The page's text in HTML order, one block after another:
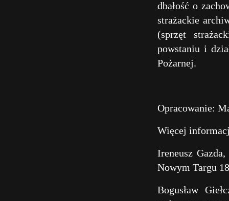
dbałość o
strażackie
(sprzęt
powstaniu i
Pożarnej.
Opracowanie:
Więcej
Ireneusz
Nowym Targu
Bogusław